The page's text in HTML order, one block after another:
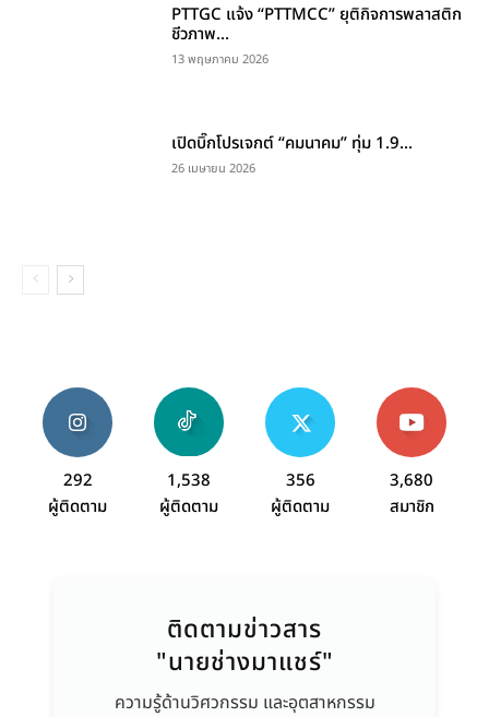
PTTGC แจ้ง “PTTMCC” ยุติกิจการพลาสติก
ชีวภาพ...
13 พฤษภาคม 2026
เปิดบิ๊กโปรเจกต์ “คมนาคม” ทุ่ม 1.9...
26 เมษายน 2026
292
ผู้ติดตาม
1,538
ผู้ติดตาม
356
ผู้ติดตาม
3,680
สมาชิก
ติดตามข่าวสาร
"นายช่างมาแชร์"
ความรู้ด้านวิศวกรรม และอุตสาหกรรม